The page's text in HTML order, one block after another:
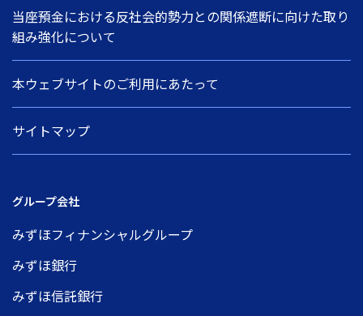
当座預金における反社会的勢力との関係遮断に向けた取り
組み強化について
本ウェブサイトのご利用にあたって
サイトマップ
グループ会社
みずほフィナンシャルグループ
みずほ銀行
みずほ信託銀行